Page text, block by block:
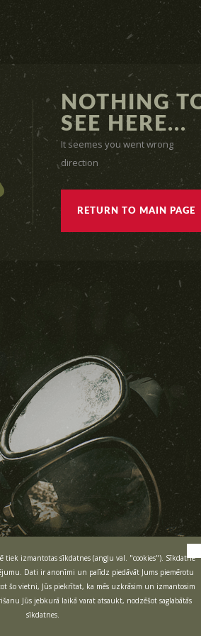
NOTHING
SEE HERE...
It seemes you went wrong
direction
RETURN TO MAIN PAGE
tiek izmantotas sīkdatnes (angļu val. "cookies"). Sīkdatne
Dati ir anonīmi un palīdz piedāvāt Jums piemērotu
šo vietni, Jūs piekrītat, ka mēs uzkrāsim un izmantosim
Jūs jebkurā laikā varat atsaukt, nodzēšot saglabātās
sīkdatnes.